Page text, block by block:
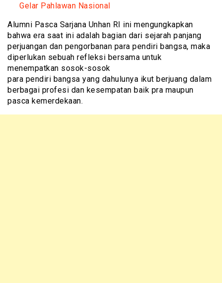
Gelar Pahlawan Nasional
Alumni Pasca Sarjana Unhan RI ini mengungkapkan
bahwa era saat ini adalah bagian dari sejarah panjang
perjuangan dan pengorbanan para pendiri bangsa, maka
diperlukan sebuah refleksi bersama untuk
menempatkan sosok-sosok
para pendiri bangsa yang dahulunya ikut berjuang dalam
berbagai profesi dan kesempatan baik pra maupun
pasca kemerdekaan.